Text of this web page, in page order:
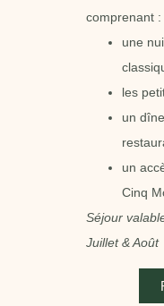
comprenant :
une
les
un
un
Cinq
Séjour
Juillet & Août